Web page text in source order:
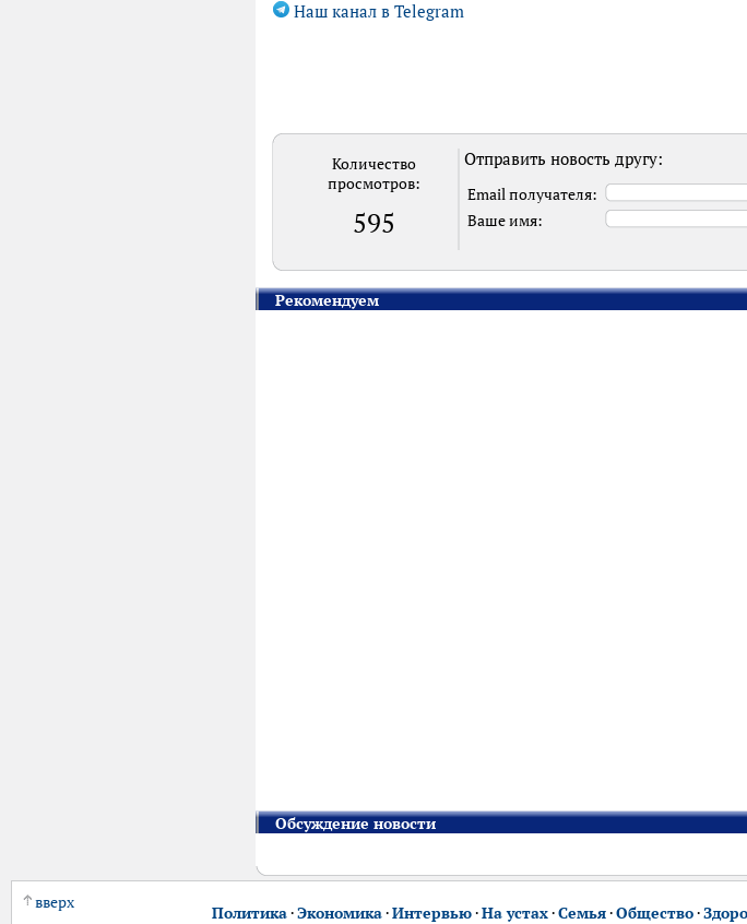
Наш канал в Telegram
Количество
просмотров:
595
Отправить новость другу:
Email получателя:
Ваше имя:
Рекомендуем
Обсуждение новости
вверх
Политика·Экономика·Интервью·На устах·Семья·Общество·